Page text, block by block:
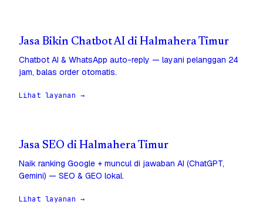
Jasa Bikin Chatbot AI di Halmahera Timur
Chatbot AI & WhatsApp auto-reply — layani pelanggan 24
jam, balas order otomatis.
Lihat layanan →
Jasa SEO di Halmahera Timur
Naik ranking Google + muncul di jawaban AI (ChatGPT,
Gemini) — SEO & GEO lokal.
Lihat layanan →